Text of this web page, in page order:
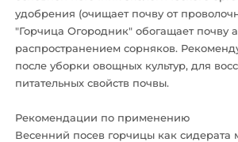
удобрения (очищает почву от
"Горчица Огородник" обогащает почву
распространением сорняков.
после уборки овощных культур, для
питательных свойств почвы.
Рекомендации по применению
Весенний посев горчицы как сидерата